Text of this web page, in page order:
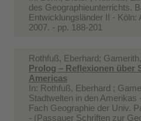
des Geographieunterrichts.
Entwicklungsländer II - Köln:
2007. - pp. 188-201
Rothfuß, Eberhard;
Prolog – Reflexionen über
Americas
In: Rothfuß, Eberhard ;
Stadtwelten in den Amerikas
Fach Geographie der Univ.
- (Passauer Schriften zur